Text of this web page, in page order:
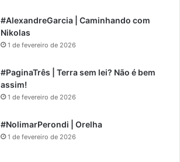
#AlexandreGarcia | Caminhando com
Nikolas
1 de fevereiro de 2026
#PaginaTrês | Terra sem lei? Não é bem
assim!
1 de fevereiro de 2026
#NolimarPerondi | Orelha
1 de fevereiro de 2026